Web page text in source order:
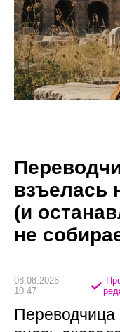
взъелась
(и
не
08.08.2026
10:47